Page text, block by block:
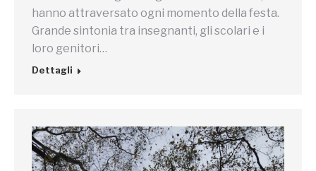
hanno attraversato ogni momento della festa.
Grande sintonia tra insegnanti, gli scolari e i
loro genitori…
Dettagli